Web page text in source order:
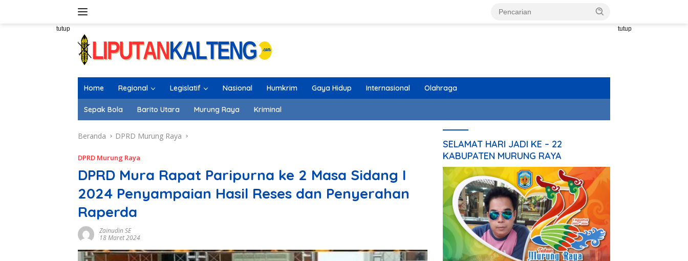
tutup tutup
Home Regional Legislatif Nasional Humkrim Gaya Hidup Internasional Olahraga
Sepak Bola Barito Utara Murung Raya Kriminal
Beranda DPRD Murung Raya
DPRD Murung Raya
DPRD Mura Rapat Paripurna ke 2 Masa Sidang I
2024 Penyampaian Hasil Reses dan Penyerahan
Raperda
Zainudin SE
18 Maret 2024
SELAMAT HARI JADI KE – 22
KABUPATEN MURUNG RAYA